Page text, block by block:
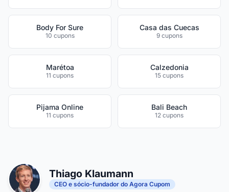
Body For Sure
10 cupons
Casa das Cuecas
9 cupons
Marétoa
11 cupons
Calzedonia
15 cupons
Pijama Online
11 cupons
Bali Beach
12 cupons
Thiago Klaumann
CEO e sócio-fundador do Agora Cupom